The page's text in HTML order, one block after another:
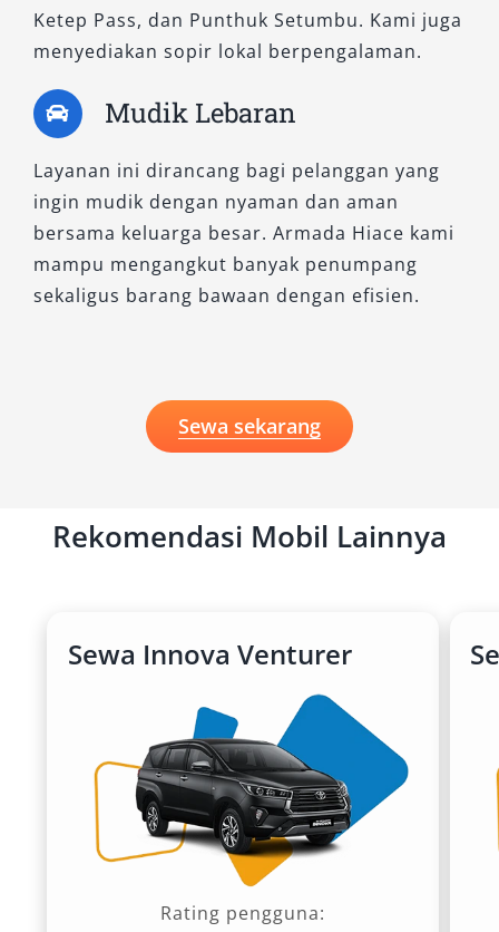
Ketep Pass, dan Punthuk Setumbu. Kami juga
menyediakan sopir lokal berpengalaman.
Mudik Lebaran
Layanan ini dirancang bagi pelanggan yang
ingin mudik dengan nyaman dan aman
bersama keluarga besar. Armada Hiace kami
mampu mengangkut banyak penumpang
sekaligus barang bawaan dengan efisien.
Sewa sekarang
Rekomendasi Mobil Lainnya
Sewa Innova Venturer
Rating pengguna: